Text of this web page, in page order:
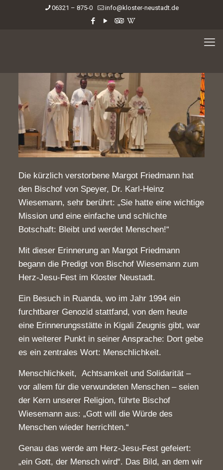
06321 – 875-0 info@kloster-neustadt.de
Die kürzlich verstorbene Margot Friedmann hat
den Bischof von Speyer, Dr. Karl-Heinz
Wiesemann, sehr berührt: „Sie hatte eine wichtige
Mission und eine einfache und schlichte
Botschaft: Bleibt und werdet Menschen!“
Mit dieser Erinnerung an Margot Friedmann
begann die Predigt von Bischof Wiesemann zum
Herz-Jesu-Fest im Kloster Neustadt.
Ein Besuch in Ruanda, wo im Jahr 1994 ein
furchtbarer Genozid stattfand, von dem heute
eine Erinnerungsstätte in Kigali Zeugnis gibt, war
ein weiterer Punkt in seiner Ansprache: Dort gebe
es ein zentrales Wort: Menschlichkeit.
Menschlichkeit, Achtsamkeit und Solidarität –
vor allem für die verwundeten Menschen – seien
der Kern unserer Religion, führte Bischof
Wiesemann aus: „Gott will die Würde des
Menschen wieder herrichten.“
Genau das werde am Herz-Jesu-Fest gefeiert:
„ein Gott, der Mensch wird“. Das Bild, an dem wir